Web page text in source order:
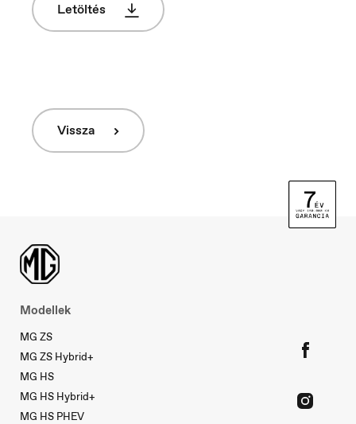
Hungary
Ísland
Íslenska
Luxembourg
Français
Macedonia
Македонски
Letöltés
Vissza
Modellek
MG ZS
MG ZS Hybrid+
MG HS
MG HS Hybrid+
MG HS PHEV